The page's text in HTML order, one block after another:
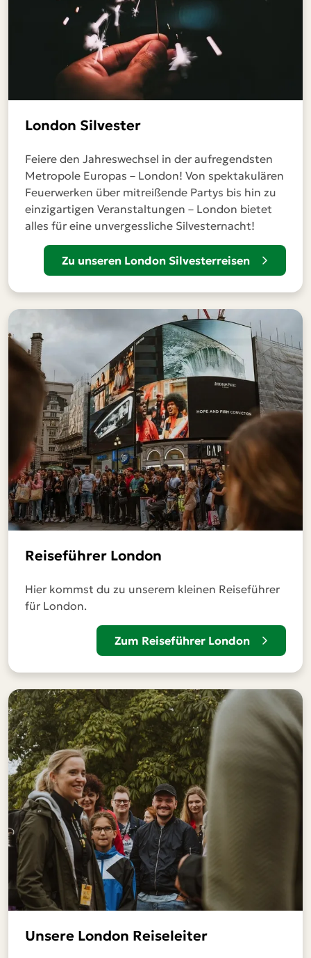
London Silvester
Feiere den Jahreswechsel in der aufregendsten
Metropole Europas – London! Von spektakulären
Feuerwerken über mitreißende Partys bis hin zu
einzigartigen Veranstaltungen – London bietet
alles für eine unvergessliche Silvesternacht!
Zu unseren London Silvesterreisen
Reiseführer London
Hier kommst du zu unserem kleinen Reiseführer
für London.
Zum Reiseführer London
Unsere London Reiseleiter